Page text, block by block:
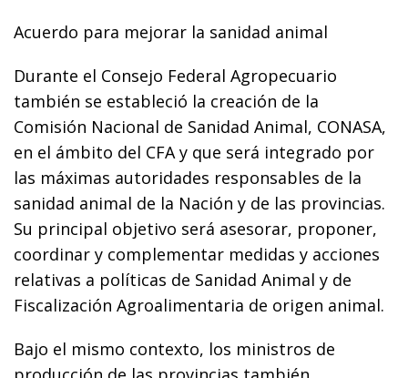
Acuerdo para mejorar la sanidad animal
Durante el Consejo Federal Agropecuario
también se estableció la creación de la
Comisión Nacional de Sanidad Animal, CONASA,
en el ámbito del CFA y que será integrado por
las máximas autoridades responsables de la
sanidad animal de la Nación y de las provincias.
Su principal objetivo será asesorar, proponer,
coordinar y complementar medidas y acciones
relativas a políticas de Sanidad Animal y de
Fiscalización Agroalimentaria de origen animal.
Bajo el mismo contexto, los ministros de